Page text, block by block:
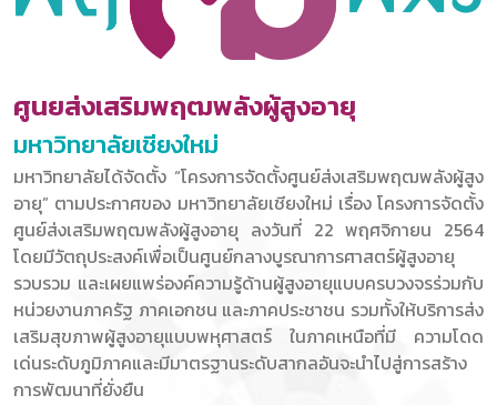
ศูนยส่งเสริมพฤฒพลังผู้สูงอายุ
มหาวิทยาลัยเชียงใหม่
มหาวิทยาลัยได้จัดตั้ง “โครงการจัดตั้งศูนย์ส่งเสริมพฤฒพลังผู้สูง
อายุ” ตามประกาศของ มหาวิทยาลัยเชียงใหม่ เรื่อง โครงการจัดตั้ง
ศูนย์ส่งเสริมพฤฒพลังผู้สูงอายุ ลงวันที่ 22 พฤศจิกายน 2564
โดยมีวัตถุประสงค์เพื่อเป็นศูนย์กลางบูรณาการศาสตร์ผู้สูงอายุ
รวบรวม และเผยแพร่องค์ความรู้ด้านผู้สูงอายุแบบครบวงจรร่วมกับ
หน่วยงานภาครัฐ ภาคเอกชน และภาคประชาชน รวมทั้งให้บริการส่ง
เสริมสุขภาพผู้สูงอายุแบบพหุศาสตร์ ในภาคเหนือที่มี ความโดด
เด่นระดับภูมิภาคและมีมาตรฐานระดับสากลอันจะนำไปสู่การสร้าง
การพัฒนาที่ยั่งยืน